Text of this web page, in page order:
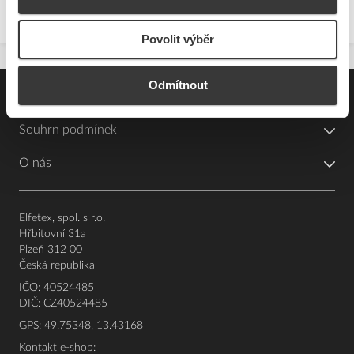
Povolit výběr
Odmítnout
Souhrn podmínek
O nás
Elfetex, spol. s r.o.
Hřbitovní 31a
Plzeň 312 00
Česká republika
IČO: 40524485
DIČ: CZ40524485
GPS: 49.75348, 13.43168
Kontakt e-shop: